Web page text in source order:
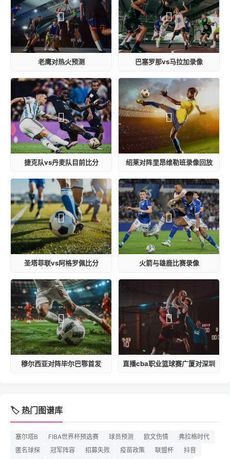
老鹰对热火预测 巴塞罗那vs马拉加录像
捷克队vs丹麦队目前比分 绍莱对阵里昂维勒班录像回放
圣塔菲联vs阿格罗佩比分 火箭与雄鹿比赛录像
穆尔西亚对阵毕尔巴鄂首发 直播cba职业篮球赛广厦对深圳
🏷️ 热门图谱库
塞尔塔B FIBA世界杯预选赛 球员预测 欧文伤情
弗拉格时代
匿名球探
冠军阵容 招募失败 疫苗政策 联盟杯
抖音